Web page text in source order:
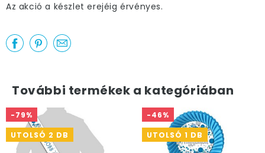
Az akció a készlet erejéig érvényes.
További termékek a kategóriában
-79%
UTOLSÓ 2 DB
-46%
UTOLSÓ 1 DB